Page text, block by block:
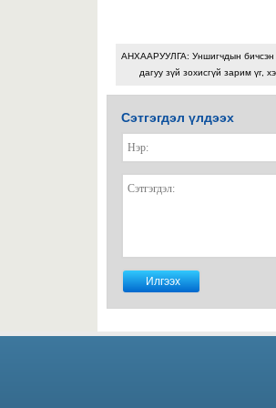
АНХААРУУЛГА: Уншигчдын
дагуу зүй зохисгүй зарим үг,
Сэтгэгдэл үлдээх